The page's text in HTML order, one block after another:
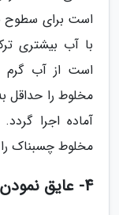
است برای سطوح
با آب بیشتری
است از آب گرم
مخلوط را حداقل
آماده اجرا
مخلوط چسبناک را
4- عایق نمودن پوشش سلولزی